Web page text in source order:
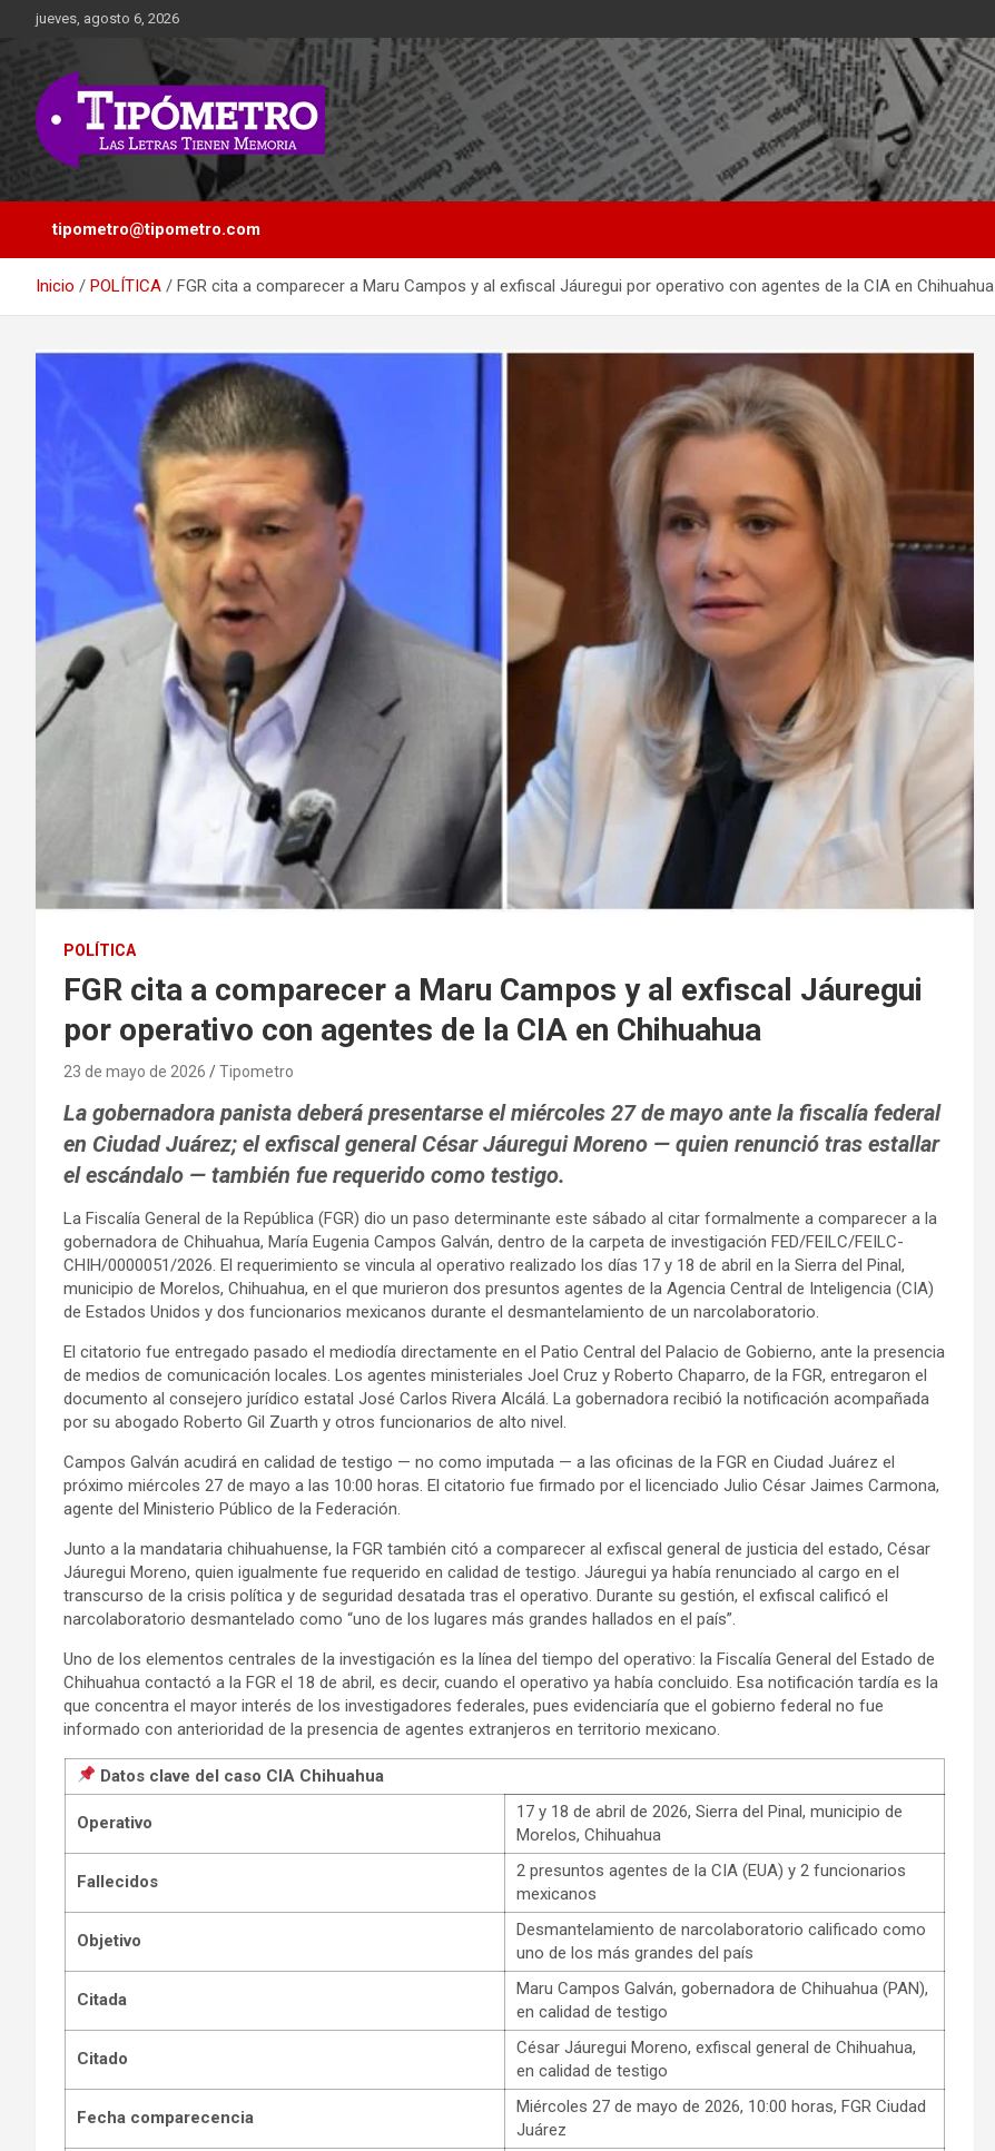
Saltarjueves, agosto 6, 2026
Tipometro
Las Letras Tienen Memoria
tipometro@tipometro.com
Inicio POLÍTICA FGR cita a comparecer a Maru Campos y al exfiscal Jáuregui por operativo con agentes de la CIA en Chihuahua
POLÍTICA
FGR cita a comparecer a Maru Campos y al exfiscal Jáuregui
por operativo con agentes de la CIA en Chihuahua
23 de mayo de 2026 Tipometro
La gobernadora panista deberá presentarse el miércoles 27 de mayo ante la fiscalía federal
en Ciudad Juárez; el exfiscal general César Jáuregui Moreno — quien renunció tras estallar
el escándalo — también fue requerido como testigo.
La Fiscalía General de la República (FGR) dio un paso determinante este sábado al citar formalmente a comparecer a la
gobernadora de Chihuahua, María Eugenia Campos Galván, dentro de la carpeta de investigación FED/FEILC/FEILC-
CHIH/0000051/2026. El requerimiento se vincula al operativo realizado los días 17 y 18 de abril en la Sierra del Pinal,
municipio de Morelos, Chihuahua, en el que murieron dos presuntos agentes de la Agencia Central de Inteligencia (CIA)
de Estados Unidos y dos funcionarios mexicanos durante el desmantelamiento de un narcolaboratorio.
El citatorio fue entregado pasado el mediodía directamente en el Patio Central del Palacio de Gobierno, ante la presencia
de medios de comunicación locales. Los agentes ministeriales Joel Cruz y Roberto Chaparro, de la FGR, entregaron el
documento al consejero jurídico estatal José Carlos Rivera Alcálá. La gobernadora recibió la notificación acompañada
por su abogado Roberto Gil Zuarth y otros funcionarios de alto nivel.
Campos Galván acudirá en calidad de testigo — no como imputada — a las oficinas de la FGR en Ciudad Juárez el
próximo miércoles 27 de mayo a las 10:00 horas. El citatorio fue firmado por el licenciado Julio César Jaimes Carmona,
agente del Ministerio Público de la Federación.
Junto a la mandataria chihuahuense, la FGR también citó a comparecer al exfiscal general de justicia del estado, César
Jáuregui Moreno, quien igualmente fue requerido en calidad de testigo. Jáuregui ya había renunciado al cargo en el
transcurso de la crisis política y de seguridad desatada tras el operativo. Durante su gestión, el exfiscal calificó el
narcolaboratorio desmantelado como “uno de los lugares más grandes hallados en el país”.
Uno de los elementos centrales de la investigación es la línea del tiempo del operativo: la Fiscalía General del Estado de
Chihuahua contactó a la FGR el 18 de abril, es decir, cuando el operativo ya había concluido. Esa notificación tardía es la
que concentra el mayor interés de los investigadores federales, pues evidenciaría que el gobierno federal no fue
informado con anterioridad de la presencia de agentes extranjeros en territorio mexicano.
Datos clave del caso CIA Chihuahua
Operativo
17 y 18 de abril de 2026, Sierra del Pinal, municipio de
Morelos, Chihuahua
Fallecidos
2 presuntos agentes de la CIA (EUA) y 2 funcionarios
mexicanos
Objetivo
Desmantelamiento de narcolaboratorio calificado como
uno de los más grandes del país
Citada
Maru Campos Galván, gobernadora de Chihuahua (PAN),
en calidad de testigo
Citado
César Jáuregui Moreno, exfiscal general de Chihuahua,
en calidad de testigo
Fecha comparecencia
Miércoles 27 de mayo de 2026, 10:00 horas, FGR Ciudad
Juárez